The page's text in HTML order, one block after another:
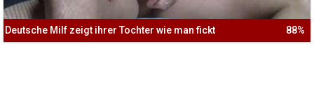
Deutsche Milf zeigt ihrer Tochter wie man fickt 88%